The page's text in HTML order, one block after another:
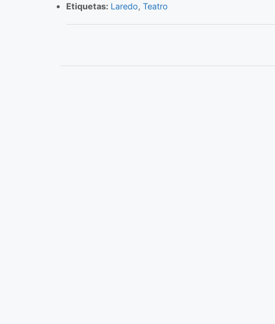
Etiquetas: Laredo, Teatro